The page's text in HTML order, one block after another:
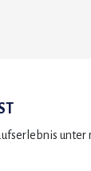
unter